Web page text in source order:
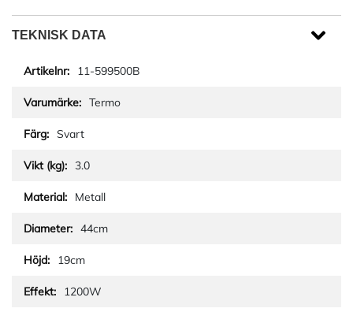
TEKNISK DATA
11-599500B
Termo
Svart
3.0
Metall
44cm
19cm
1200W